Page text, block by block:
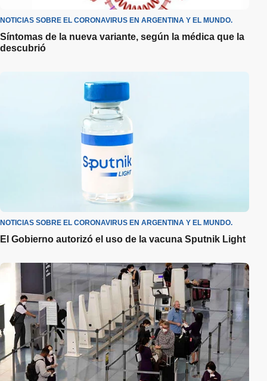
NOTICIAS SOBRE EL CORONAVIRUS EN ARGENTINA Y EL MUNDO.
Síntomas de la nueva variante, según la médica que la
descubrió
NOTICIAS SOBRE EL CORONAVIRUS EN ARGENTINA Y EL MUNDO.
El Gobierno autorizó el uso de la vacuna Sputnik Light